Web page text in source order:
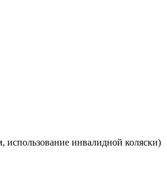
инвалидной коляски)